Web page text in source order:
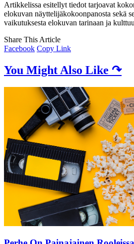
Artikkelissa esitellyt tiedot tarjoavat
elokuvan näyttelijäkokoonpanosta sekä
vaikutuksesta elokuvan tarinaan ja
Share This Article
Facebook Copy Link
You Might Also Like ↷